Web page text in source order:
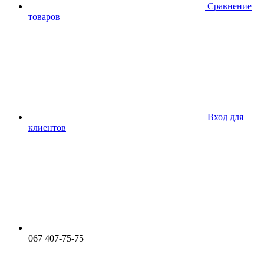
Сравнение
товаров
Вход для
клиентов
067 407-75-75